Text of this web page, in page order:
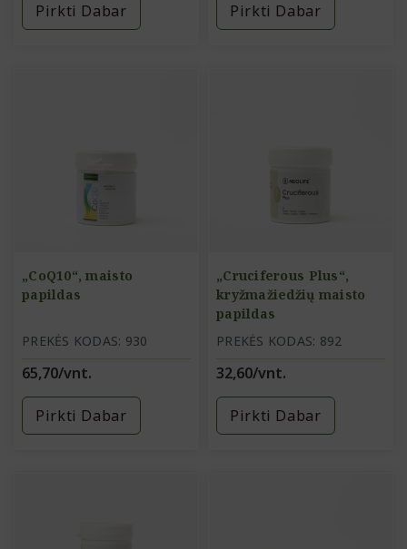
Pirkti Dabar Pirkti Dabar
„CoQ10“, maisto
papildas
PREKĖS KODAS: 930
65,70/vnt.
Pirkti Dabar
„Cruciferous Plus“,
kryžmažiedžių maisto
papildas
PREKĖS KODAS: 892
32,60/vnt.
Pirkti Dabar